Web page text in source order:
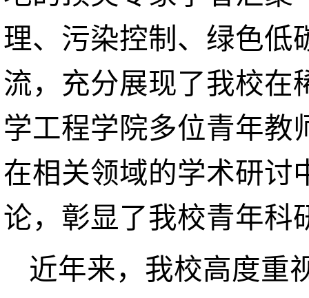
理、污染控制、绿色低
流，充分展现了我校在
学工程学院多位青年教
在相关领域的学术研讨
论，彰显了我校青年科
近年来，我校高度重